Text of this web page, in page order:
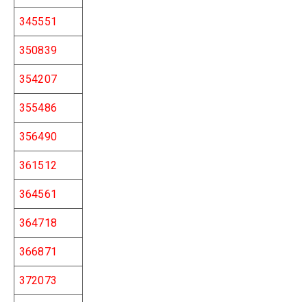
345551
350839
354207
355486
356490
361512
364561
364718
366871
372073